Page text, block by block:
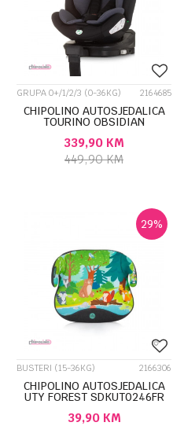
GRUPA 0+/1/2/3 (0-36KG) 2164685
CHIPOLINO AUTOSJEDALICA
TOURINO OBSIDIAN
339,90 KM
449,90KM
29%
BUSTERI (15-36KG) 2166306
CHIPOLINO AUTOSJEDALICA
UTY FOREST SDKUT0246FR
39,90 KM